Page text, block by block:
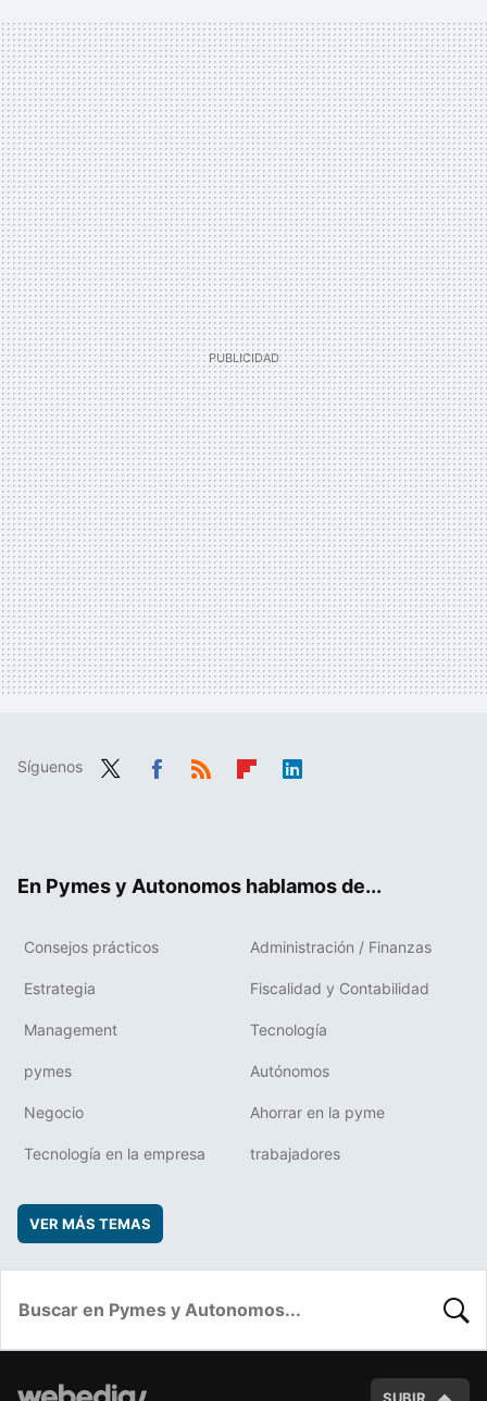
Síguenos
En Pymes y Autonomos hablamos de...
Consejos prácticos Administración / Finanzas
Estrategia Fiscalidad y Contabilidad
Management Tecnología
pymes Autónomos
Negocio Ahorrar en la pyme
Tecnología en la empresa trabajadores
VER MÁS TEMAS